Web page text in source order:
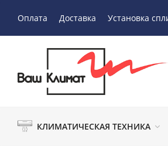
Оплата Доставка Установка
КЛИМАТИЧЕСКАЯ ТЕХНИКА